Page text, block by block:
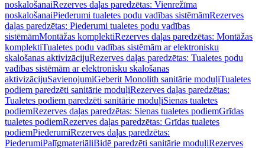
noskalošanaiRezerves daļas paredzētas: Vienrežīma
noskalošanaiPiederumi tualetes podu vadības sistēmāmRezerves
daļas paredzētas: Piederumi tualetes podu vadības
sistēmāmMontāžas komplektiRezerves daļas paredzētas: Montāžas
komplektiTualetes podu vadības sistēmām ar elektronisku
skalošanas aktivizācijuRezerves daļas paredzētas: Tualetes podu
vadības sistēmām ar elektronisku skalošanas
aktivizācijuSavienojumiGeberit Monolith sanitārie moduļiTualetes
podiem paredzēti sanitārie moduļiRezerves daļas paredzētas:
Tualetes podiem paredzēti sanitārie moduļiSienas tualetes
podiemRezerves daļas paredzētas: Sienas tualetes podiemGrīdas
tualetes podiemRezerves daļas paredzētas: Grīdas tualetes
podiemPiederumiRezerves daļas paredzētas:
PiederumiPalīgmateriāliBidē paredzēti sanitārie moduļiRezerves